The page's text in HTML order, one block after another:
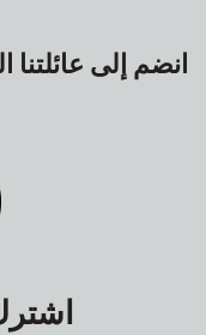
انضم إلى عائلتنا